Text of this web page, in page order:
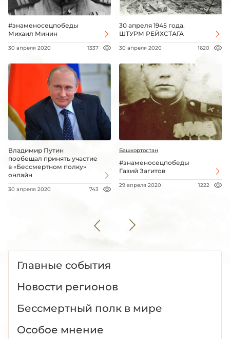
#знаменосецпобеды
Михаил Минин
30 апреля 2020 1337
30 апреля 1945 года.
ШТУРМ РЕЙХСТАГА
30 апреля 2020 1620
Владимир Путин
пообещал принять участие
в «Бессмертном полку»
онлайн
30 апреля 2020 743
Башкортостан
#знаменосецпобеды
Газий Загитов
29 апреля 2020 1222
Главные события
Новости регионов
Бессмертный полк в мире
Особое мнение